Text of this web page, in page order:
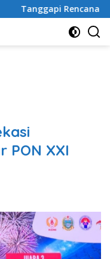
Peringatan,
PON XXI